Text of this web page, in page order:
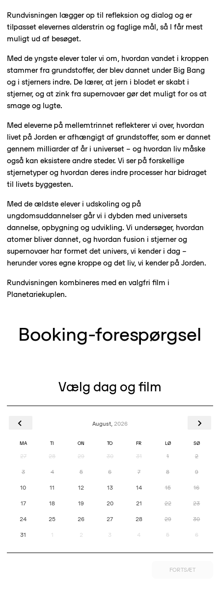
Rundvisningen lægger op til refleksion og dialog og er
tilpasset elevernes alderstrin og faglige mål, så I får mest
muligt ud af besøget.
Med de yngste elever taler vi om, hvordan vandet i kroppen
stammer fra grundstoffer, der blev dannet under Big Bang
og i stjerners indre. De lærer, at jern i blodet er skabt i
stjerner, og at zink fra supernovaer gør det muligt for os at
smage og lugte.
Med eleverne på mellemtrinnet reflekterer vi over, hvordan
livet på Jorden er afhængigt af grundstoffer, som er dannet
gennem milliarder af år i universet – og hvordan liv måske
også kan eksistere andre steder. Vi ser på forskellige
stjernetyper og hvordan deres indre processer har bidraget
til livets byggesten.
Med de ældste elever i udskoling og på
ungdomsuddannelser går vi i dybden med universets
dannelse, opbygning og udvikling. Vi undersøger, hvordan
atomer bliver dannet, og hvordan fusion i stjerner og
supernovaer har formet det univers, vi kender i dag –
herunder vores egne kroppe og det liv, vi kender på Jorden.
Rundvisningen kombineres med en valgfri film i
Planetariekuplen.
Booking-forespørgsel
Vælg dag og film
August, 2026
MA TI ON TO FR LØ SØ
27 28 29 30 31 1 2
3 4 5 6 7 8 9
10 11 12 13 14 15 16
17 18 19 20 21 22 23
24 25 26 27 28 29 30
31 1 2 3 4 5 6
FORTSÆT